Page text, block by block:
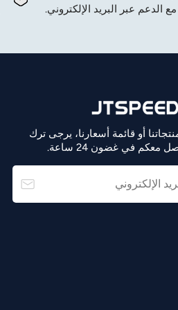
الدعم عبر البريد الإلكتروني.
أو قائمة أسعارنا، يرجى ترك
معكم في غضون 24 ساعة.